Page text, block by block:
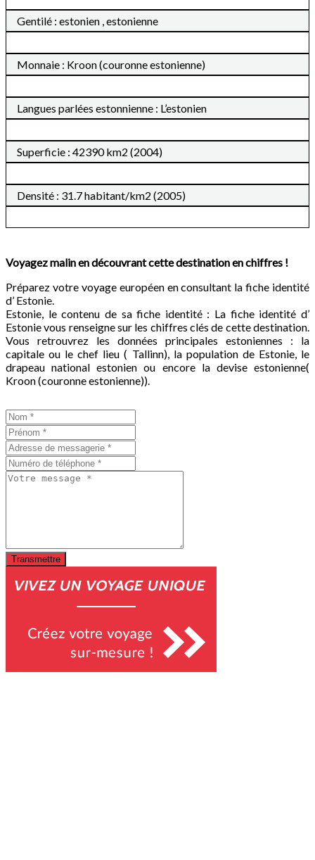
Gentilé : estonien , estonienne
Monnaie : Kroon (couronne estonienne)
Langues parlées estonnienne : L’estonien
Superficie : 42390 km2 (2004)
Densité : 31.7 habitant/km2 (2005)
Voyagez malin en découvrant cette destination en chiffres !
Préparez votre voyage européen en consultant la fiche identité
d’ Estonie.
Estonie, le contenu de sa fiche identité : La fiche identité d’
Estonie vous renseigne sur les chiffres clés de cette destination.
Vous retrouvrez les données principales estoniennes : la
capitale ou le chef lieu ( Tallinn), la population de Estonie, le
drapeau national estonien ou encore la devise estonienne(
Kroon (couronne estonienne)).